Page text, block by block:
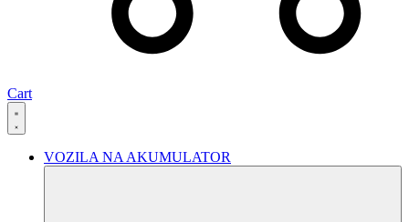
Cart
VOZILA NA AKUMULATOR